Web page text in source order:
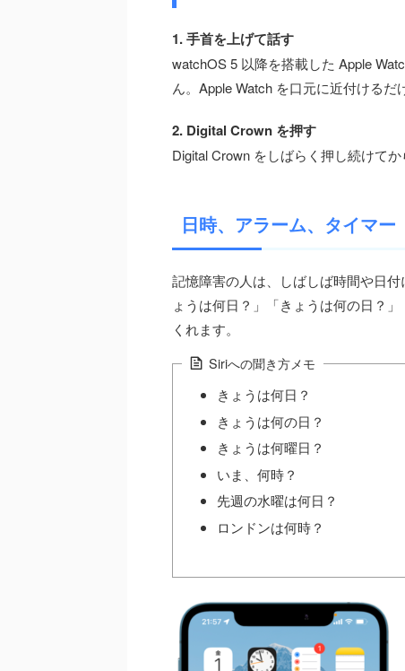
1. 手首を上げて話す
watchOS 5 以降を搭載した Apple
ん。Apple Watch を口元に近付けるだ
2. Digital Crown を押す
Digital Crown をしばらく押し続けてか
日時、アラーム、タイマー
記憶障害の人は、しばしば時間や日
ょうは何日？」「きょうは何の日？
くれます。
Siriへの聞き方メモ
きょうは何日？
きょうは何の日？
きょうは何曜日？
いま、何時？
先週の水曜は何日？
ロンドンは何時？